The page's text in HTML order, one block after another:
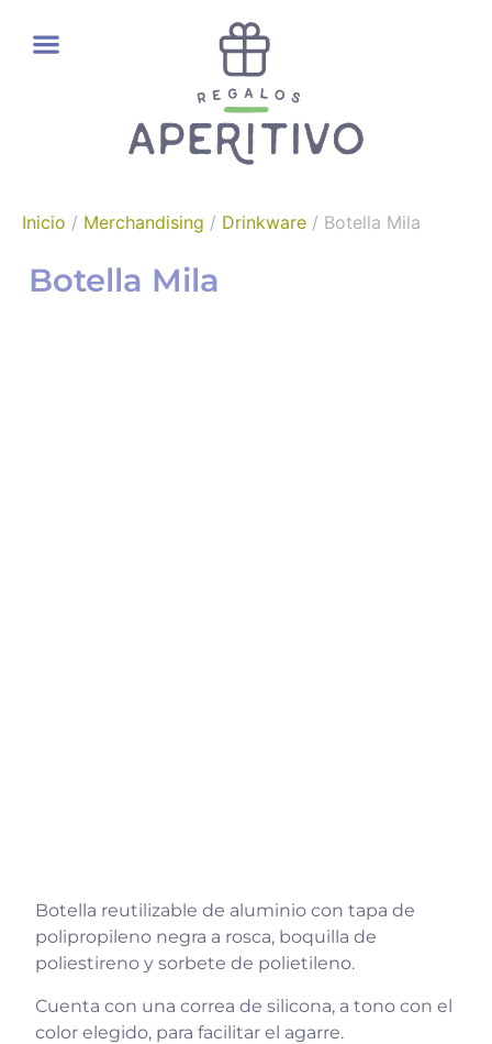
Inicio / Merchandising / Drinkware / Botella Mila
Botella Mila
Botella reutilizable de aluminio con tapa de
polipropileno negra a rosca, boquilla de
poliestireno y sorbete de polietileno.
Cuenta con una correa de silicona, a tono con el
color elegido, para facilitar el agarre.